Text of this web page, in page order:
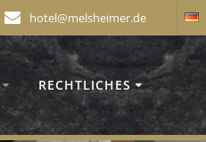
hotel@melsheimer.de
RECHTLICHES